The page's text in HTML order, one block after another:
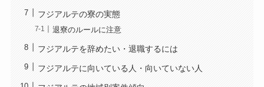
フジアルテの寮の実態
退寮のルールに注意
フジアルテを辞めたい・退職するには
フジアルテに向いている人・向いていない人